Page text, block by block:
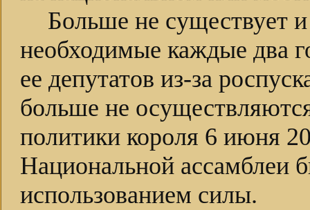
Больше не существует и
необходимые каждые два
ее депутатов из-за
больше не
политики короля 6 июня
Национальной ассамблеи
использованием силы.